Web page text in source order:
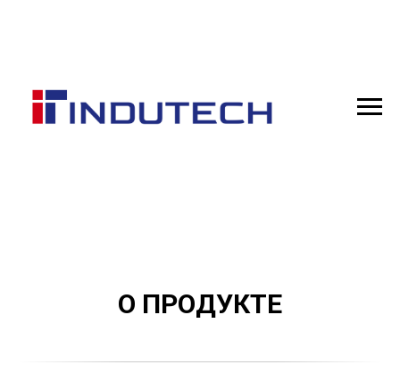
О ПРОДУКТЕ